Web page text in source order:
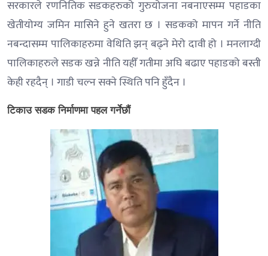
सरकारले रणनितिक सडकहरुको गुरुयोजना नबनाएसम्म पहाडका
खेतीयोग्य जमिन मासिने हुने खतरा छ । सडकको मापन गर्ने नीति
नबन्दासम्म पालिकाहरुमा वेथिति झन् बढ्ने मेरो दावी हो । मनलाग्दी
पालिकाहरुले सडक खन्ने नीति यहीँ गतीमा अघि बढाए पहाडको बस्ती
केही रहदैन् । गाडी चल्न सक्ने स्थिति पनि हुँदैन ।
टिकाउ सडक निर्माणमा पहल गर्नेछौं